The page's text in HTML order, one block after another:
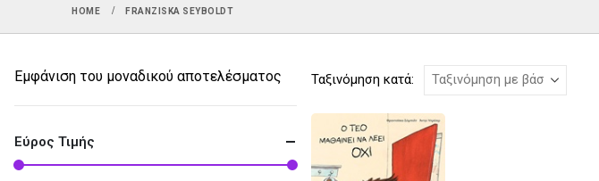
HOME FRANZISKA SEYBOLDT
Ταξινόμηση κατά:
Εμφάνιση του μοναδικού αποτελέσματος
Εύρος Τιμής